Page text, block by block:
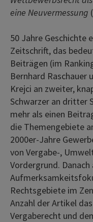
eine Neuvermessung
50 Jahre Geschichte
Zeitschrift, das
Beiträgen (im
Bernhard Raschauer
Krejci an zweiter,
Schwarzer an dritter
mehr als einen
die Themengebiete
2000er-Jahre
von Vergabe-,
Vordergrund.
Rechtsgebiete im
Anzahl der Artikel
Vergaberecht und